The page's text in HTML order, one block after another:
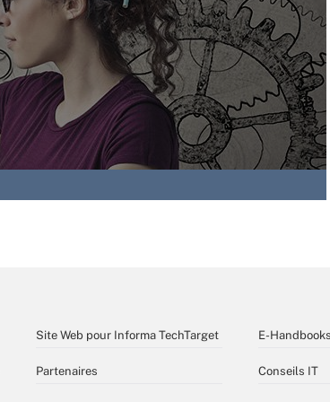
Site Web pour Informa TechTarget
Partenaires
E-
Conseils IT